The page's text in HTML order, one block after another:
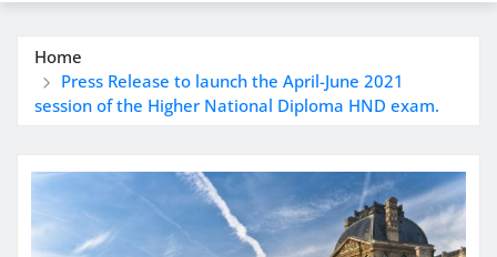
Home
Press Release to launch the April-June 2021
session of the Higher National Diploma HND exam.